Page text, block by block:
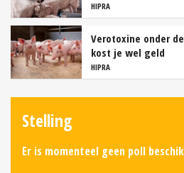
HIPRA
Verotoxine onder
kost je wel geld
HIPRA
Stelling
Er is momenteel geen poll